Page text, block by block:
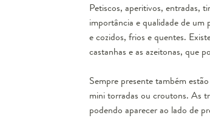
Petiscos, aperitivos, entradas,
importância e qualidade de um
e cozidos, frios e quentes.
castanhas e as azeitonas, que
Sempre presente também
mini torradas ou croutons. As
podendo aparecer ao lado de